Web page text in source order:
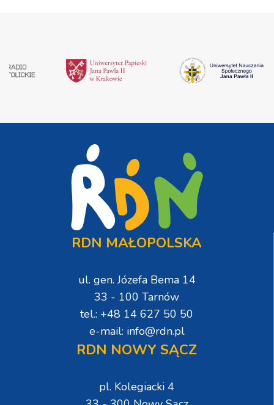
RDN MAŁOPOLSKA
ul. gen. Józefa Bema 14
33 - 100 Tarnów
tel.: +48 14 627 50 50
e-mail: info@rdn.pl
RDN NOWY SĄCZ
pl. Kolegiacki 4